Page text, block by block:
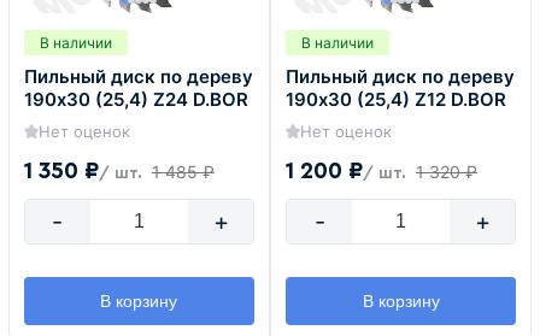
В наличии
Пильный диск по дереву
190х30 (25,4) Z24 D.BOR
Нет оценок
1 350 ₽/ шт. 1 485 ₽
- +
В корзину
В наличии
Пильный диск по дереву
190х30 (25,4) Z12 D.BOR
Нет оценок
1 200 ₽/ шт. 1 320 ₽
- +
В корзину